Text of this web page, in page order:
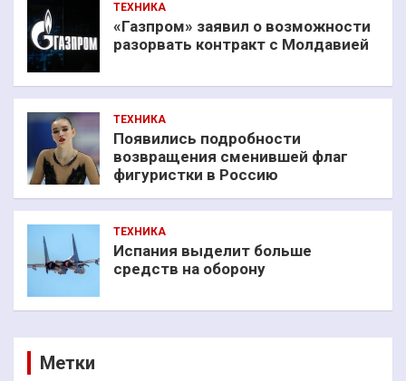
ТЕХНИКА
«Газпром» заявил о возможности
разорвать контракт с Молдавией
ТЕХНИКА
Появились подробности
возвращения сменившей флаг
фигуристки в Россию
ТЕХНИКА
Испания выделит больше
средств на оборону
Метки